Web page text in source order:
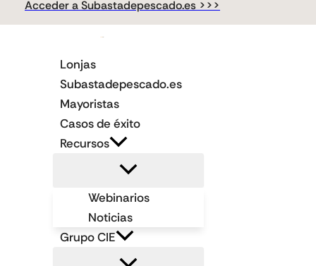
al
Acceder a Subastadepescado.es >>>
Lonjas
Subastadepescado.es
Mayoristas
Casos de éxito
Recursos
Webinarios
Noticias
Grupo CIE